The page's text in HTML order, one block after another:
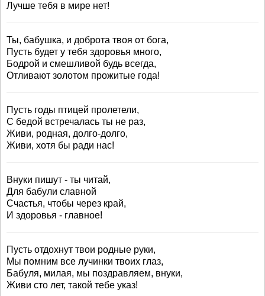
Лучше тебя в мире нет!
Ты, бабушка, и доброта твоя от бога,
Пусть будет у тебя здоровья много,
Бодрой и смешливой будь всегда,
Отливают золотом прожитые года!
Пусть годы птицей пролетели,
С бедой встречалась ты не раз,
Живи, родная, долго-долго,
Живи, хотя бы ради нас!
Внуки пишут - ты читай,
Для бабули славной
Счастья, чтобы через край,
И здоровья - главное!
Пусть отдохнут твои родные руки,
Мы помним все лучинки твоих глаз,
Бабуля, милая, мы поздравляем, внуки,
Живи сто лет, такой тебе указ!